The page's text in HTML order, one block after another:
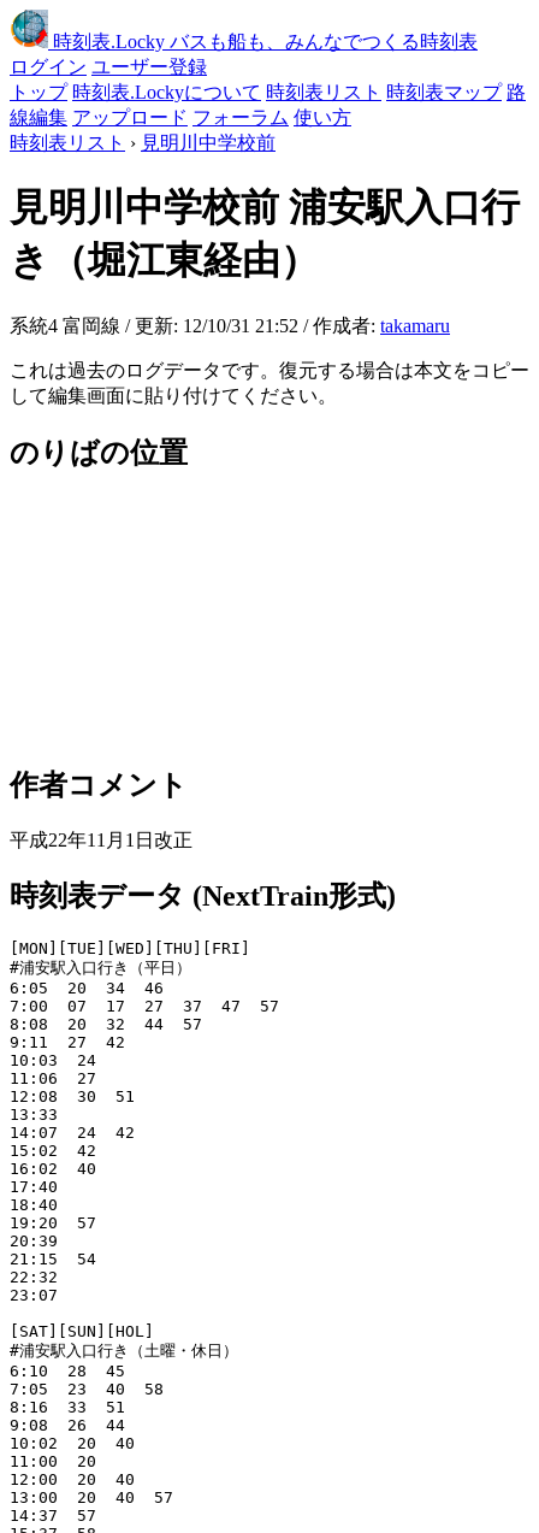
時刻表.Locky バスも船も、みんなでつくる時刻表
ログイン ユーザー登録
トップ 時刻表.Lockyについて 時刻表リスト 時刻表マップ 路
線編集 アップロード フォーラム 使い方
時刻表リスト › 見明川中学校前
見明川中学校前 浦安駅入口行
き（堀江東経由）
系統4 富岡線 / 更新: 12/10/31 21:52 / 作成者: takamaru
これは過去のログデータです。復元する場合は本文をコピー
して編集画面に貼り付けてください。
のりばの位置
作者コメント
平成22年11月1日改正
時刻表データ (NextTrain形式)
[MON][TUE][WED][THU][FRI]
#浦安駅入口行き（平日）
6:05  20  34  46
7:00  07  17  27  37  47  57
8:08  20  32  44  57
9:11  27  42
10:03  24
11:06  27
12:08  30  51
13:33
14:07  24  42
15:02  42
16:02  40
17:40
18:40
19:20  57
20:39
21:15  54
22:32
23:07
[SAT][SUN][HOL]
#浦安駅入口行き（土曜・休日）
6:10  28  45
7:05  23  40  58
8:16  33  51
9:08  26  44
10:02  20  40
11:00  20
12:00  20  40
13:00  20  40  57
14:37  57